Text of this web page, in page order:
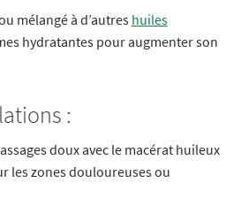
mélangé à d’autres huiles
hydratantes pour augmenter son
:
doux avec le macérat huileux
les zones douloureuses ou